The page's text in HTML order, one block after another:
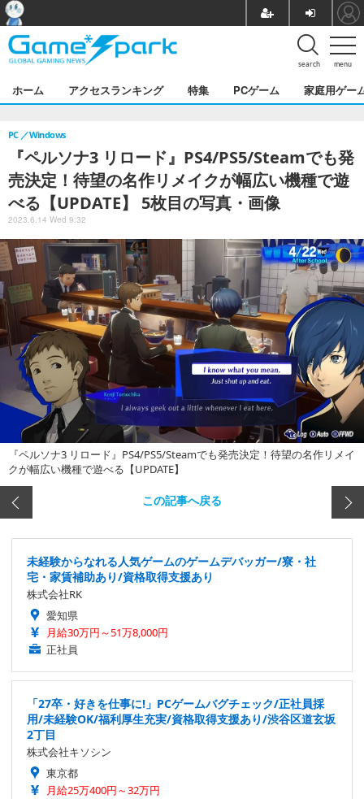
menu
search
ホーム アクセスランキング 特集 PCゲーム 家庭用ゲー
『ペルソナ3 リロード』PS4/PS5/Steamでも発
売決定！待望の名作リメイクが幅広い機種で遊
べる【UPDATE】 5枚目の写真・画像
PC Windows
2023.6.14 Wed 9:32
『ペルソナ3 リロード』PS4/PS5/Steamでも発売決定！待望の名作リメイ
クが幅広い機種で遊べる【UPDATE】
この記事へ戻る
未経験からなれる人気ゲームのゲームデバッガー/寮・社
宅・家賃補助あり/資格取得支援あり
株式会社RK
愛知県
月給30万円～51万8,000円
正社員
「27卒・好きを仕事に!」PCゲームバグチェック/正社員採
用/未経験OK/福利厚生充実/資格取得支援あり/渋谷区道玄坂
2丁目
株式会社キソシン
東京都
月給25万400円～32万円